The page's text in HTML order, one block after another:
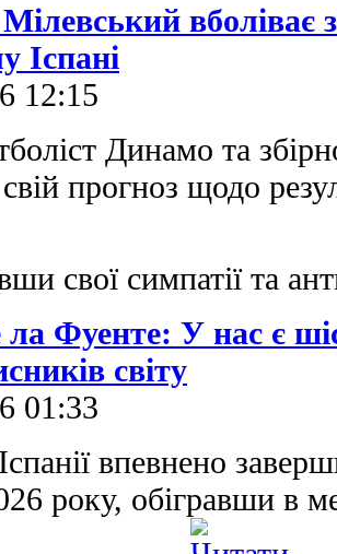
вболіває
Іспані
12:15
Динамо та
прогноз щодо
свої симпатії та
ла Фуенте: У нас є
світу
01:33
впевнено
року, обігравши в